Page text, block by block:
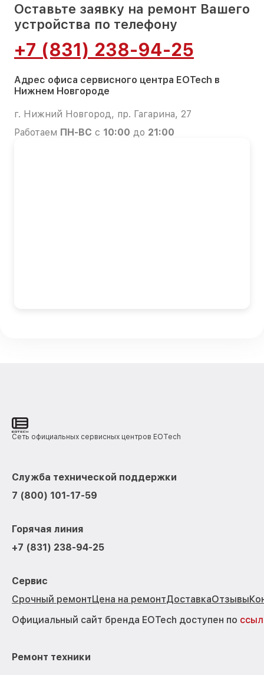
Оставьте заявку на ремонт Вашего
устройства по телефону
+7 (831) 238-94-25
Адрес офиса сервисного центра EOTech в
Нижнем Новгороде
г. Нижний Новгород, пр. Гагарина, 27
Работаем ПН-ВС с 10:00 до 21:00
Сеть официальных сервисных центров EOTech
Служба технической поддержки
7 (800) 101-17-59
Горячая линия
+7 (831) 238-94-25
Сервис
Срочный ремонтЦена на ремонтДоставкаОтзывы
Официальный сайт бренда EOTech доступен по
Ремонт техники